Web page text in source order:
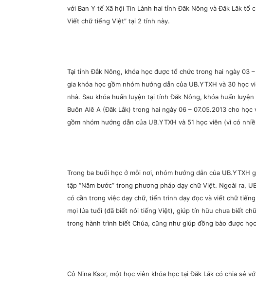
với Ban Y tế Xã hội Tin Lành hai tỉnh Đăk Nông và Đăk Lăk tổ
Viết chữ tiếng Việt” tại 2 tỉnh này.
Tại tỉnh Đắk Nông, khóa học được tổ chức trong hai ngày 03
gia khóa học gồm nhóm hướng dẫn của UB.YTXH và 30 học
nhà. Sau khóa huấn luyện tại tỉnh Đăk Nông, khóa huấn
Buôn Alê A (Đăk Lắk) trong hai ngày 06 – 07.05.2013 cho
gồm nhóm hướng dẫn của UB.YTXH và 51 học viên (vì có
Trong ba buổi học ở mỗi nơi, nhóm hướng dẫn của
tập “Năm bước” trong phương pháp dạy chữ Việt. Ngoài ra,
có cần trong việc dạy chữ, tiến trình dạy đọc và viết chữ
mọi lứa tuổi (đã biết nói tiếng Việt), giúp tín hữu chưa biết
trong hành trình biết Chúa, cũng như giúp đồng bào được
Cô Nina Ksor, một học viên khóa học tại Đăk Lắk có chia sẻ